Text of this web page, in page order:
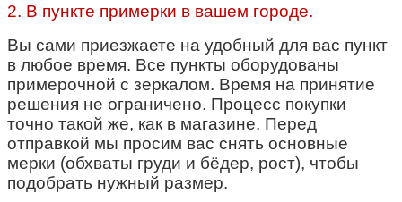
2. В пункте примерки в вашем городе.
Вы сами приезжаете на удобный для вас пункт
в любое время. Все пункты оборудованы
примерочной с зеркалом. Время на принятие
решения не ограничено. Процесс покупки
точно такой же, как в магазине. Перед
отправкой мы просим вас снять основные
мерки (обхваты груди и бёдер, рост), чтобы
подобрать нужный размер.